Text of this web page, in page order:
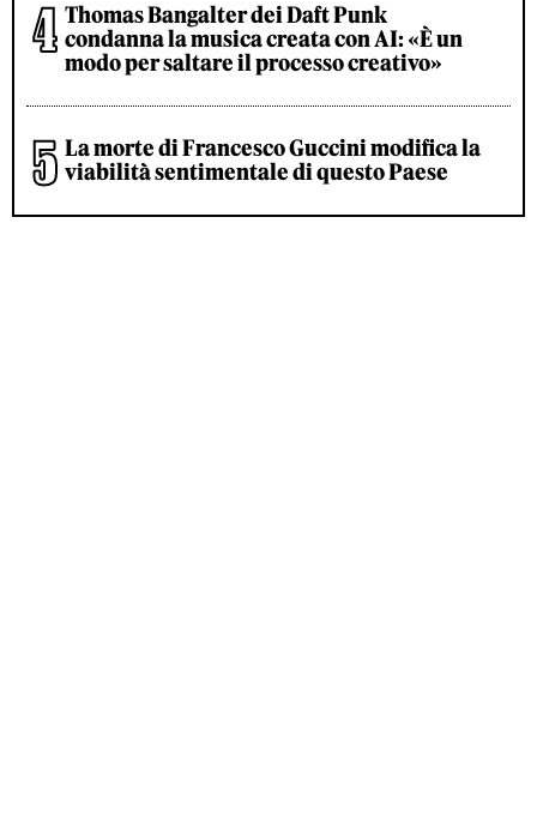
Thomas Bangalter dei Daft Punk
condanna la musica creata con AI: «È un
modo per saltare il processo creativo»
La morte di Francesco Guccini modifica la
viabilità sentimentale di questo Paese